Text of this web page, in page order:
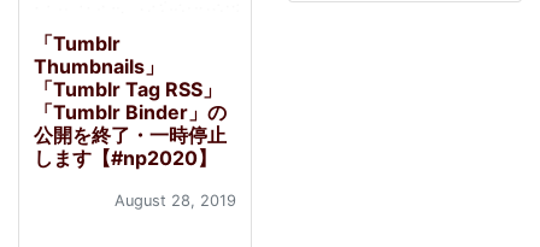
「Tumblr
Thumbnails」
「Tumblr Tag RSS」
「Tumblr Binder」の
公開を終了・一時停止
します【#np2020】
August 28, 2019